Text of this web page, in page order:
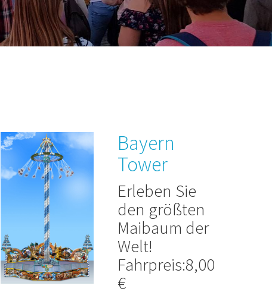
Bayern
Tower
Erleben Sie
den größten
Maibaum der
Welt!
Fahrpreis:8,00
€